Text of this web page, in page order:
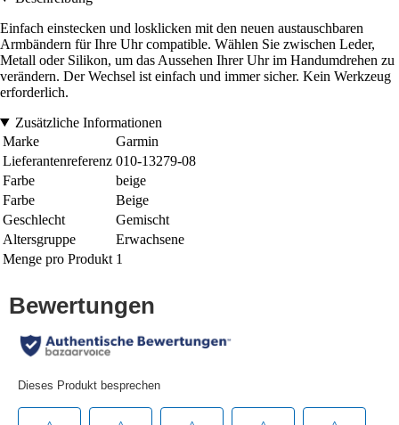
Einfach einstecken und losklicken mit den neuen austauschbaren
Armbändern für Ihre Uhr compatible. Wählen Sie zwischen Leder,
Metall oder Silikon, um das Aussehen Ihrer Uhr im Handumdrehen zu
verändern. Der Wechsel ist einfach und immer sicher. Kein Werkzeug
erforderlich.
Zusätzliche Informationen
Marke
Garmin
Lieferantenreferenz 010-13279-08
Farbe
beige
Farbe
Beige
Geschlecht
Gemischt
Altersgruppe
Erwachsene
Menge pro Produkt 1